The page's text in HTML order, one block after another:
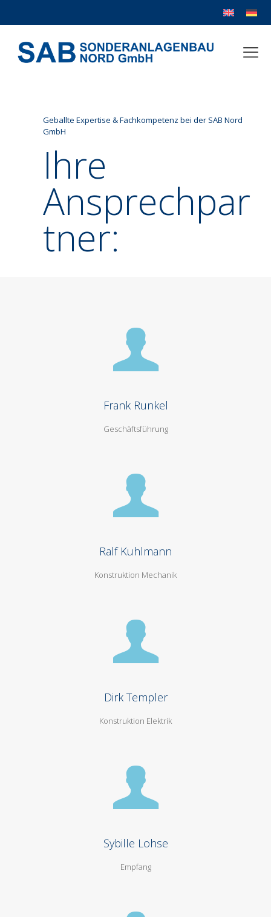
Geballte Expertise & Fachkompetenz bei der SAB Nord
GmbH
Ihre
Ansprechpar
tner:
Frank Runkel
Geschäftsführung
Ralf Kuhlmann
Konstruktion Mechanik
Dirk Templer
Konstruktion Elektrik
Sybille Lohse
Empfang